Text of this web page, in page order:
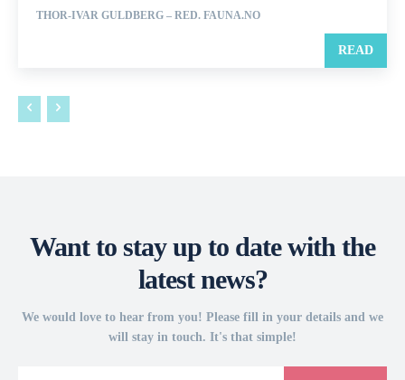
THOR-IVAR GULDBERG – RED. FAUNA.NO
READ
Want to stay up to date with the
latest news?
We would love to hear from you! Please fill in your details and we
will stay in touch. It's that simple!